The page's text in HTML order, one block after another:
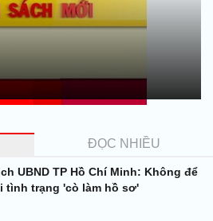
ĐỌC NHIỀU
UBND TP Hồ Chí Minh: Không để
tình trạng 'cò làm hồ sơ'